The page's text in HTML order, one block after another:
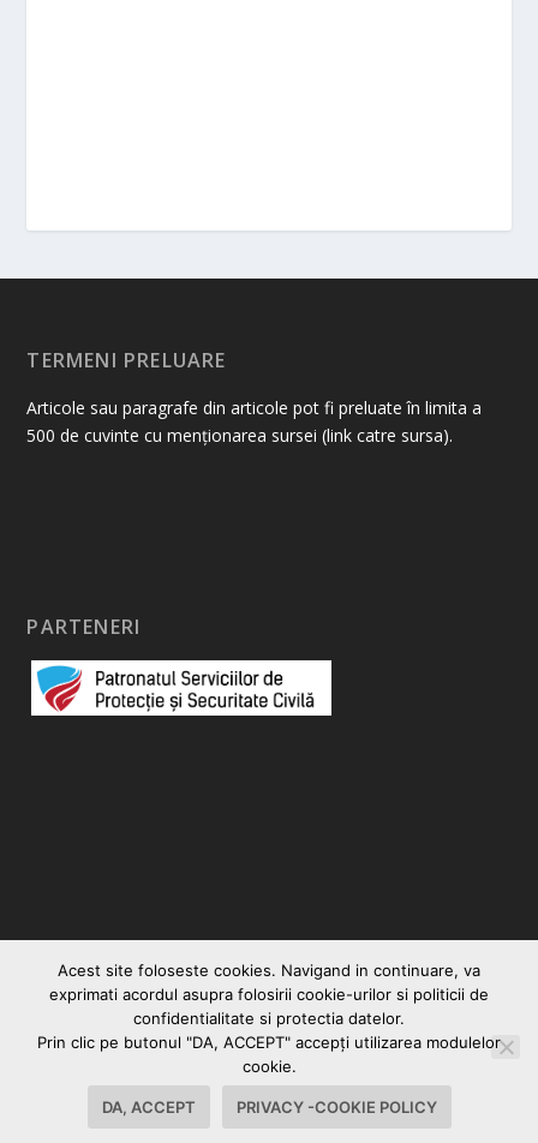
TERMENI PRELUARE
Articole sau paragrafe din articole pot fi preluate în limita a
500 de cuvinte cu menționarea sursei (link catre sursa).
PARTENERI
Vocea Romanului
Contact Politica Cookies-Privacy
Acest site foloseste cookies. Navigand in continuare, va
exprimati acordul asupra folosirii cookie-urilor si politicii de
confidentialitate si protectia datelor.
Prin clic pe butonul "DA, ACCEPT" accepţi utilizarea modulelor
cookie.
DA, ACCEPT PRIVACY -COOKIE POLICY